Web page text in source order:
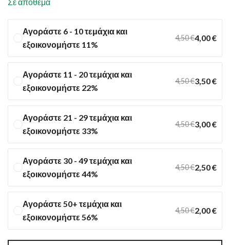
Αγοράστε 6 - 10 τεμάχια και
εξοικονομήστε 11%
4,50€4,00€
Αγοράστε 11 - 20 τεμάχια και
εξοικονομήστε 22%
4,50€3,50€
Αγοράστε 21 - 29 τεμάχια και
εξοικονομήστε 33%
4,50€3,00€
Αγοράστε 30 - 49 τεμάχια και
εξοικονομήστε 44%
4,50€2,50€
Αγοράστε 50+ τεμάχια και
εξοικονομήστε 56%
4,50€2,00€